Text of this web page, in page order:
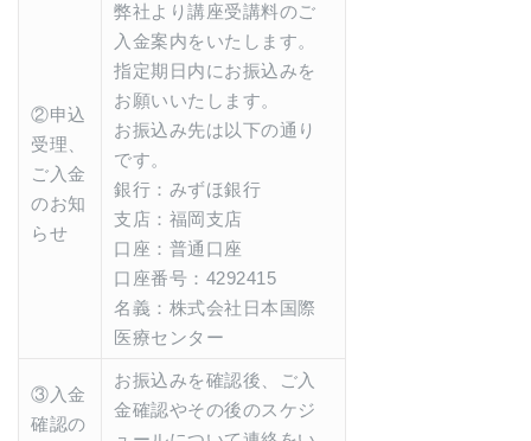
②申込
受理、
ご入金
のお知
らせ
弊社より講座受講料のご
入金案内をいたします。
指定期日内にお振込みを
お願いいたします。
お振込み先は以下の通り
です。
銀行：みずほ銀行
支店：福岡支店
口座：普通口座
口座番号：4292415
名義：株式会社日本国際
医療センター
③入金
確認の
お振込みを確認後、ご入
金確認やその後のスケジ